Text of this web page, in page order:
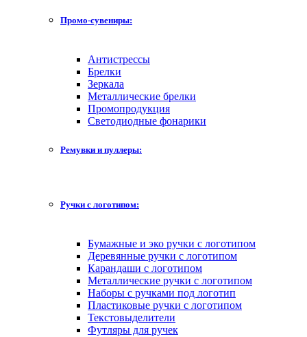
Промо-сувениры:
Антистрессы
Брелки
Зеркала
Металлические брелки
Промопродукция
Светодиодные фонарики
Ремувки и пуллеры:
Ручки с логотипом:
Бумажные и эко ручки с логотипом
Деревянные ручки с логотипом
Карандаши с логотипом
Металлические ручки с логотипом
Наборы с ручками под логотип
Пластиковые ручки с логотипом
Текстовыделители
Футляры для ручек